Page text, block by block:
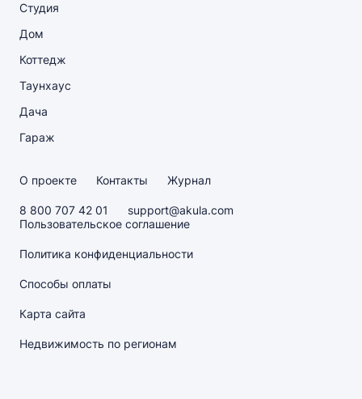
Студия
Дом
Коттедж
Таунхаус
Дача
Гараж
О проекте Контакты Журнал
8 800 707 42 01
support@akula.com
Пользовательское соглашение
Политика конфиденциальности
Способы оплаты
Карта сайта
Недвижимость по регионам